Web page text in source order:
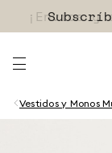
Vestidos y Monos